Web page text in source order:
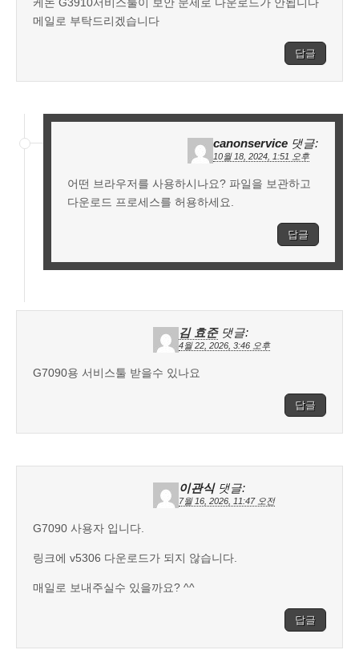
케논 G3910서비스툴이 보안 문제로 다운로드가 안됩니다
메일로 부탁드리겠습니다
답글
canonservice 댓글:
10월 18, 2024, 1:51 오후
어떤 브라우저를 사용하시나요? 파일을 보관하고
다운로드 프로세스를 허용하세요.
답글
김 효준 댓글:
4월 22, 2026, 3:46 오후
G7090용 서비스툴 받을수 있나요
답글
이관식 댓글:
7월 16, 2026, 11:47 오전
G7090 사용자 입니다.
링크에 v5306 다운로드가 되지 않습니다.
매일로 보내주실수 있을까요? ^^
답글